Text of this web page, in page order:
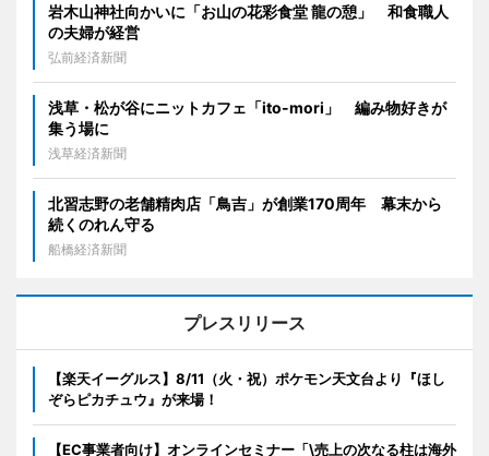
岩木山神社向かいに「お山の花彩食堂 龍の憩」 和食職人
の夫婦が経営
弘前経済新聞
浅草・松が谷にニットカフェ「ito-mori」 編み物好きが
集う場に
浅草経済新聞
北習志野の老舗精肉店「鳥吉」が創業170周年 幕末から
続くのれん守る
船橋経済新聞
プレスリリース
【楽天イーグルス】8/11（火・祝）ポケモン天文台より『ほし
ぞらピカチュウ』が来場！
【EC事業者向け】オンラインセミナー「\売上の次なる柱は海外